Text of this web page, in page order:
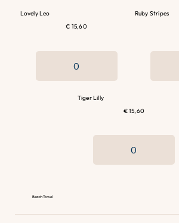
Lovely Leo
€ 15,60
Ruby Stripes
Tiger Lilly
€ 15,60
Beach Towel